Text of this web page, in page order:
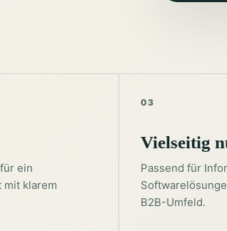
ein
mit klarem
03
Vielseitig
Passend für
B2B-Umfeld.